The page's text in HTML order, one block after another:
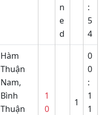
n
e
d
:
5
4
Hàm
Thuận
Nam,
Bình
Thuận
1
0
1
0
0
:
1
1